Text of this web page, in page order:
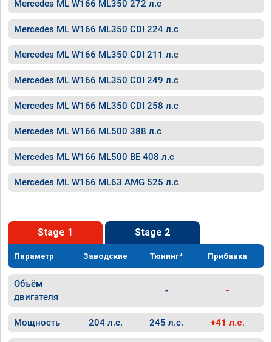
Mercedes ML W166 ML350 272 л.с
Mercedes ML W166 ML350 CDI 224 л.с
Mercedes ML W166 ML350 CDI 211 л.с
Mercedes ML W166 ML350 CDI 249 л.с
Mercedes ML W166 ML350 CDI 258 л.с
Mercedes ML W166 ML500 388 л.с
Mercedes ML W166 ML500 BE 408 л.с
Mercedes ML W166 ML63 AMG 525 л.с
Stage 1 Stage 2
Параметр Заводские Тюнинг* Прибавка
Объём
двигателя
- -
Мощность 204 л.с. 245 л.с. +41 л.с.